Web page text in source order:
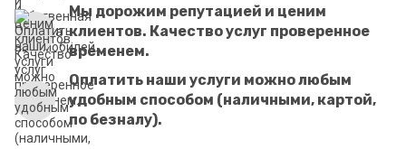
Мы дорожим репутацией и ценим
клиентов. Качество услуг проверенное
временем.
Оплатить наши услуги можно любым
удобным способом (наличными, картой,
по безналу).